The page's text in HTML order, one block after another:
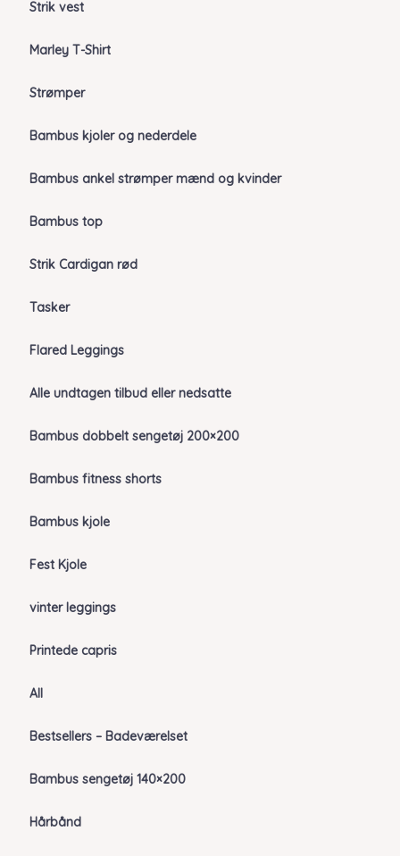
Strik vest
Marley T-Shirt
Strømper
Bambus kjoler og nederdele
Bambus ankel strømper mænd og kvinder
Bambus top
Strik Cardigan rød
Tasker
Flared Leggings
Alle undtagen tilbud eller nedsatte
Bambus dobbelt sengetøj 200×200
Bambus fitness shorts
Bambus kjole
Fest Kjole
vinter leggings
Printede capris
All
Bestsellers – Badeværelset
Bambus sengetøj 140×200
Hårbånd